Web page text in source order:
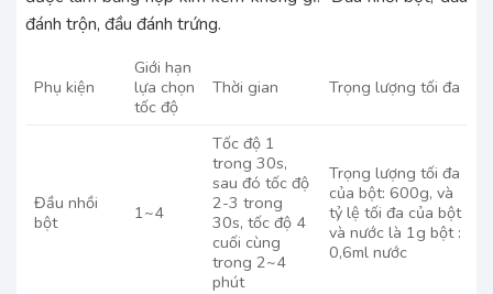
đánh trộn, đầu đánh trứng.
Phụ kiện
Giới hạn
lựa chọn
tốc độ
Thời gian Trọng lượng tối đa
Đầu nhồi
bột
1~4
Tốc độ 1
trong 30s,
sau đó tốc độ
2-3 trong
30s, tốc độ 4
cuối cùng
trong 2~4
phút
Trọng lượng tối đa
của bột: 600g, và
tỷ lệ tối đa của bột
và nước là 1g bột :
0,6ml nước